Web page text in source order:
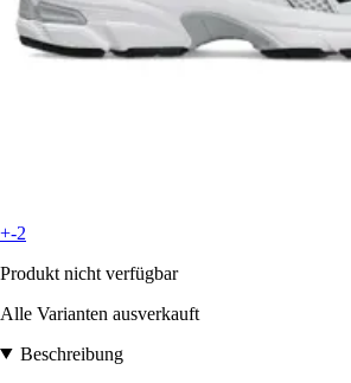
+-2
Produkt nicht verfügbar
Alle Varianten ausverkauft
Beschreibung